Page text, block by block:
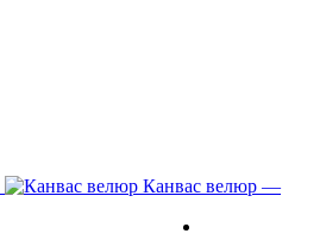
Канвас велюр —